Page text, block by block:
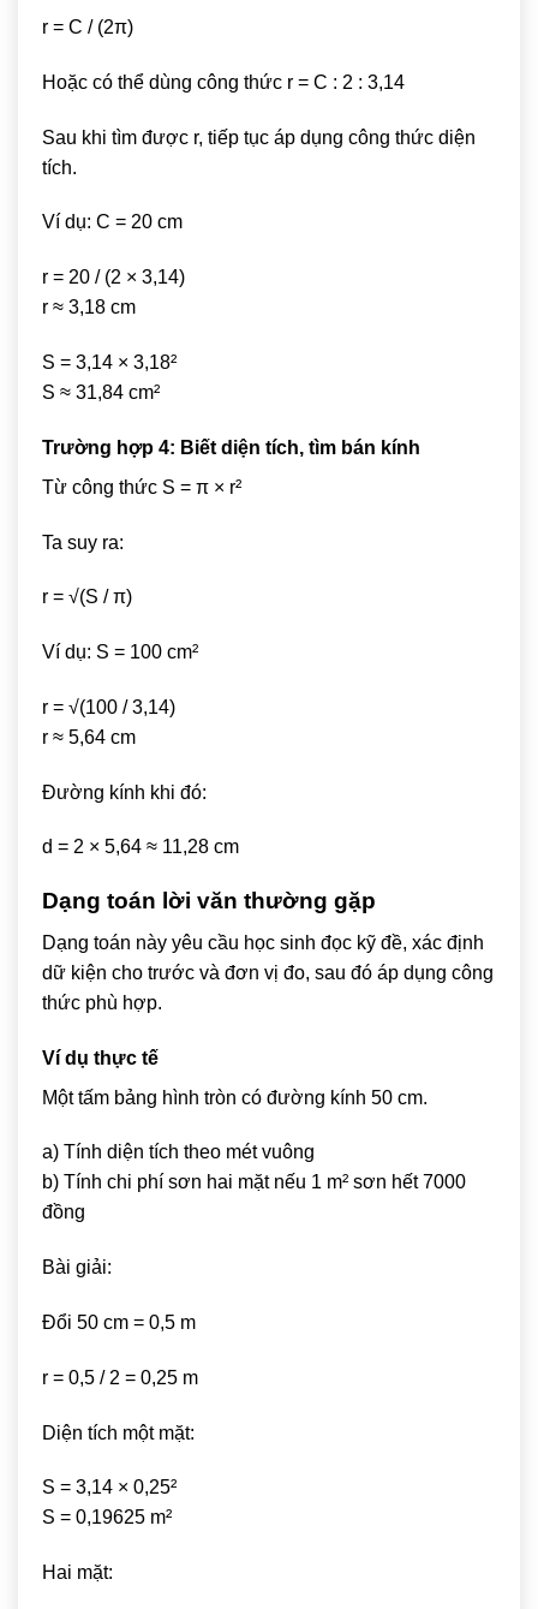
r = C / (2π)
Hoặc có thể dùng công thức r = C : 2 : 3,14
Sau khi tìm được r, tiếp tục áp dụng công thức diện
tích.
Ví dụ: C = 20 cm
r = 20 / (2 × 3,14)
r ≈ 3,18 cm
S = 3,14 × 3,18²
S ≈ 31,84 cm²
Trường hợp 4: Biết diện tích, tìm bán kính
Từ công thức S = π × r²
Ta suy ra:
r = √(S / π)
Ví dụ: S = 100 cm²
r = √(100 / 3,14)
r ≈ 5,64 cm
Đường kính khi đó:
d = 2 × 5,64 ≈ 11,28 cm
Dạng toán lời văn thường gặp
Dạng toán này yêu cầu học sinh đọc kỹ đề, xác định
dữ kiện cho trước và đơn vị đo, sau đó áp dụng công
thức phù hợp.
Ví dụ thực tế
Một tấm bảng hình tròn có đường kính 50 cm.
a) Tính diện tích theo mét vuông
b) Tính chi phí sơn hai mặt nếu 1 m² sơn hết 7000
đồng
Bài giải:
Đổi 50 cm = 0,5 m
r = 0,5 / 2 = 0,25 m
Diện tích một mặt:
S = 3,14 × 0,25²
S = 0,19625 m²
Hai mặt: